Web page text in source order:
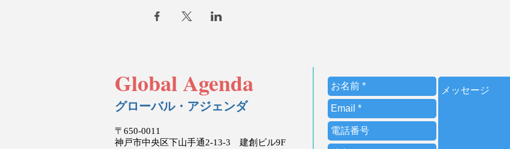
Global Agenda
グローバル・アジェンダ
〒650-0011
神戸市中央区下山手通2-13-3 建創ビル9F